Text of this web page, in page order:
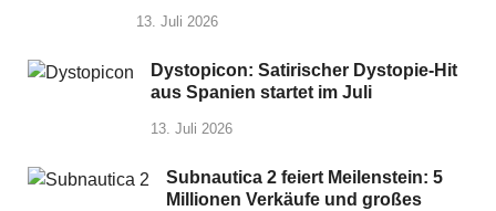
13. Juli 2026
Dystopicon: Satirischer Dystopie-Hit
aus Spanien startet im Juli
13. Juli 2026
Subnautica 2 feiert Meilenstein: 5
Millionen Verkäufe und großes